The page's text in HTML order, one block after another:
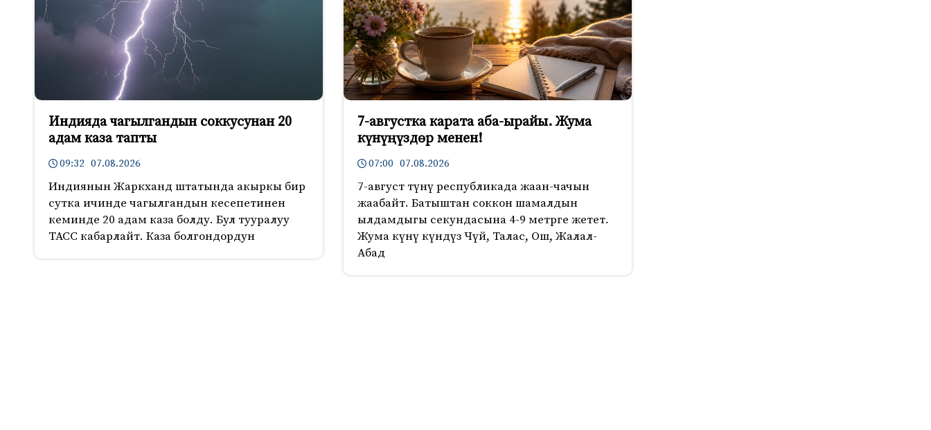
Индияда чагылгандын соккусунан 20
адам каза тапты
09:32 07.08.2026
Индиянын Жаркханд штатында акыркы бир
сутка ичинде чагылгандын кесепетинен
кеминде 20 адам каза болду. Бул тууралуу
ТАСС кабарлайт. Каза болгондордун
7-августка карата аба-ырайы. Жума
күнүңүздөр менен!
07:00 07.08.2026
7-август түнү республикада жаан-чачын
жаабайт. Батыштан соккон шамалдын
ылдамдыгы секундасына 4-9 метрге жетет.
Жума күнү күндүз Чүй, Талас, Ош, Жалал-
Абад